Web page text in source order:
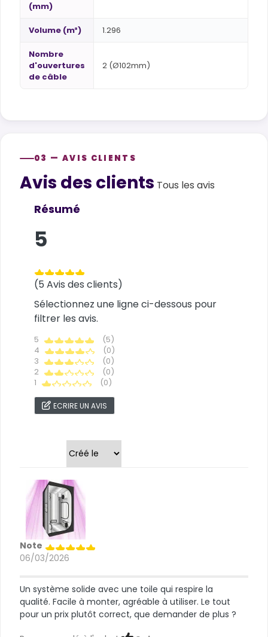
(mm)
Volume (m³) 1.296
Nombre
d'ouvertures
de câble
2 (Ø102mm)
03 — AVIS CLIENTS
Customer reviews
Avis des clients Tous les avis
Résumé
5
(5 Avis des clients)
Sélectionnez une ligne ci-dessous pour
filtrer les avis.
5
(5)
4
(0)
3
(0)
2
(0)
1
(0)
ECRIRE UN AVIS
Note
06/03/2026
Un système solide avec une toile qui respire la
qualité. Facile à monter, agréable à utiliser. Le tout
pour un prix plutôt correct, que demander de plus ?